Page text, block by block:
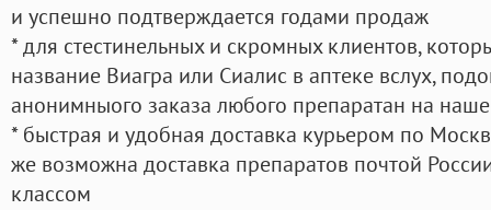
и успешно подтверждается годами продаж
* для стестинельных и скромных клиентов,
название Виагра или Сиалис в аптеке вслух,
анонимныого заказа любого препаратан на
* быстрая и удобная доставка курьером по
же возможна доставка препаратов почтой
классом